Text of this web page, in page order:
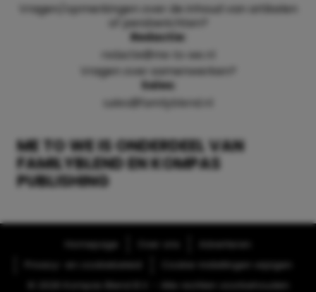
ME TO WE IS ONDERDEEL VAN
FAMILYBLEND EN KOMPAS
PUBLISHING
Vragen/opmerkingen over de inhoud van artikelen
of persberichten?
Redactie:
redactie@me-to-we.nl
Vragen over samenwerken?
Sales:
sales@familyblend.nl
Homepage